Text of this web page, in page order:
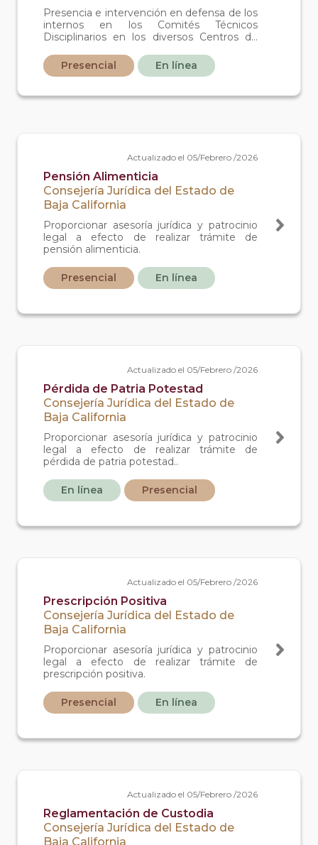
Presencia e intervención en defensa de los
internos en los Comités Técnicos
Disciplinarios en los diversos Centros de
Presencial
En línea
Actualizado el 05/Febrero /2026
Pensión Alimenticia
Consejería Jurídica del Estado de
Baja California
Proporcionar asesoría jurídica y patrocinio
legal a efecto de realizar trámite de
pensión alimenticia.
Presencial En línea
Actualizado el 05/Febrero /2026
Pérdida de Patria Potestad
Consejería Jurídica del Estado de
Baja California
Proporcionar asesoría jurídica y patrocinio
legal a efecto de realizar trámite de
pérdida de patria potestad..
En línea Presencial
Actualizado el 05/Febrero /2026
Prescripción Positiva
Consejería Jurídica del Estado de
Baja California
Proporcionar asesoría jurídica y patrocinio
legal a efecto de realizar trámite de
prescripción positiva.
Presencial En línea
Actualizado el 05/Febrero /2026
Reglamentación de Custodia
Consejería Jurídica del Estado de
Baja California